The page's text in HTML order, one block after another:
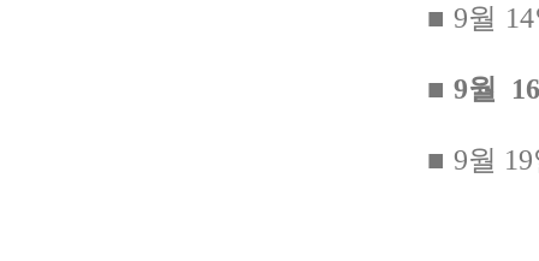
■ 9월
■ 9월
■ 9월